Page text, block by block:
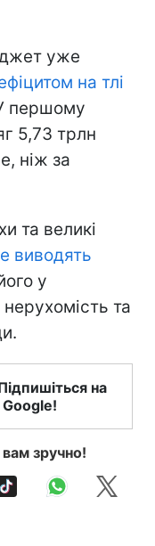
уже
на тлі
першому
5,73 трлн
ніж за
та великі
виводять
у
та
на
Google!
зручно!